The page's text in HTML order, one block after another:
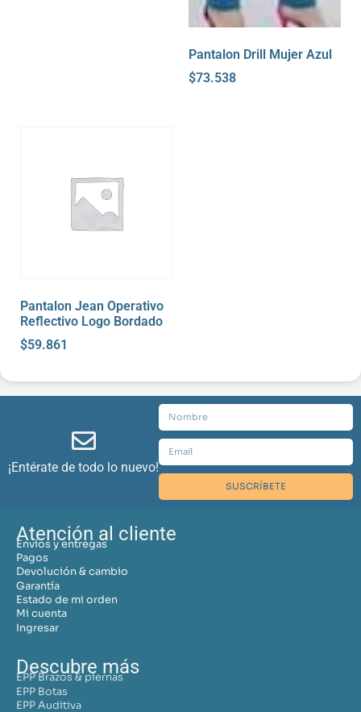
Pantalon Drill Mujer Azul
$73.538
Pantalon Jean Operativo
Reflectivo Logo Bordado
$59.861
¡Entérate de todo lo nuevo!
SUSCRÍBETE
Atención al cliente
Envíos y entregas
Pagos
Devolución & cambio
Garantía
Estado de mi orden
Mi cuenta
Ingresar
Descubre más
EPP Brazos & piernas
EPP Botas
EPP Auditiva